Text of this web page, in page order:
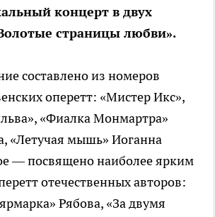
концерт в двух
страницы любви».
составлено из номеров
оперетт: «Мистер Икс»,
«Фиалка Монмартра»
«Летучая мышь» Иоганна
— посвящено наиболее ярким
отечественных авторов:
Рябова, «За двумя